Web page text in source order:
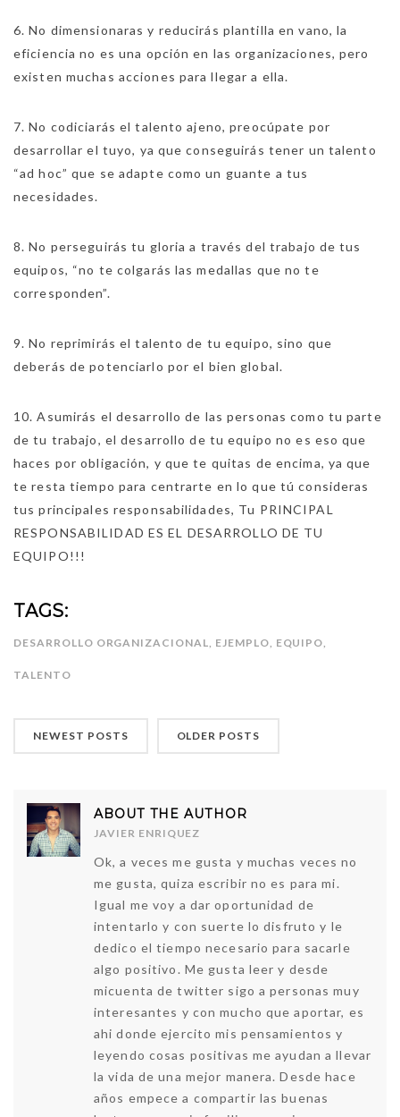
6. No dimensionaras y reducirás plantilla en vano, la
eficiencia no es una opción en las organizaciones, pero
existen muchas acciones para llegar a ella.
7. No codiciarás el talento ajeno, preocúpate por
desarrollar el tuyo, ya que conseguirás tener un talento
“ad hoc” que se adapte como un guante a tus
necesidades.
8. No perseguirás tu gloria a través del trabajo de tus
equipos, “no te colgarás las medallas que no te
corresponden”.
9. No reprimirás el talento de tu equipo, sino que
deberás de potenciarlo por el bien global.
10. Asumirás el desarrollo de las personas como tu parte
de tu trabajo, el desarrollo de tu equipo no es eso que
haces por obligación, y que te quitas de encima, ya que
te resta tiempo para centrarte en lo que tú consideras
tus principales responsabilidades, Tu PRINCIPAL
RESPONSABILIDAD ES EL DESARROLLO DE TU
EQUIPO!!!
TAGS:
DESARROLLO ORGANIZACIONAL, EJEMPLO, EQUIPO,
TALENTO
NEWEST POSTS OLDER POSTS
ABOUT THE AUTHOR
JAVIER ENRIQUEZ
Ok, a veces me gusta y muchas veces no
me gusta, quiza escribir no es para mi.
Igual me voy a dar oportunidad de
intentarlo y con suerte lo disfruto y le
dedico el tiempo necesario para sacarle
algo positivo. Me gusta leer y desde
micuenta de twitter sigo a personas muy
interesantes y con mucho que aportar, es
ahi donde ejercito mis pensamientos y
leyendo cosas positivas me ayudan a llevar
la vida de una mejor manera. Desde hace
años empece a compartir las buenas